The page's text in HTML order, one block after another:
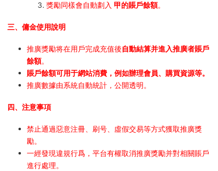
獎勵同樣會自動劃入 甲的賬戶餘額。
三、傭金使用說明
推廣獎勵将在用戶完成充值後自動結算并進入推廣者賬戶
餘額。
賬戶餘額可用于網站消費，例如辦理會員、購買資源等。
推廣數據由系統自動統計，公開透明。
四、注意事項
禁止通過惡意注冊、刷号、虛假交易等方式獲取推廣獎
勵。
一經發現違規行爲，平台有權取消推廣獎勵并對相關賬戶
進行處理。